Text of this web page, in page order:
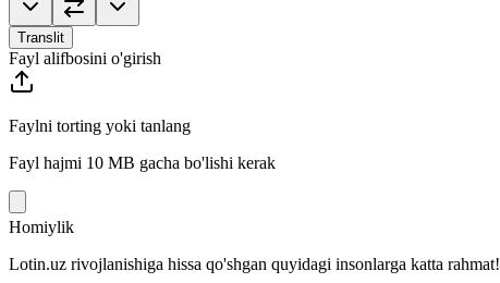
Translit
Fayl alifbosini o'girish
Faylni torting yoki tanlang
Fayl hajmi 10 MB gacha bo'lishi kerak
Homiylik
Lotin.uz rivojlanishiga hissa qo'shgan quyidagi insonlarga katta rahmat!